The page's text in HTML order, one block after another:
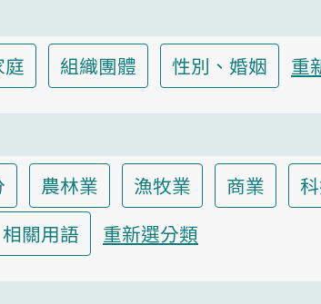
組織團體 性別、婚姻 重
農林業 漁牧業 商業
相關用語 重新選分類